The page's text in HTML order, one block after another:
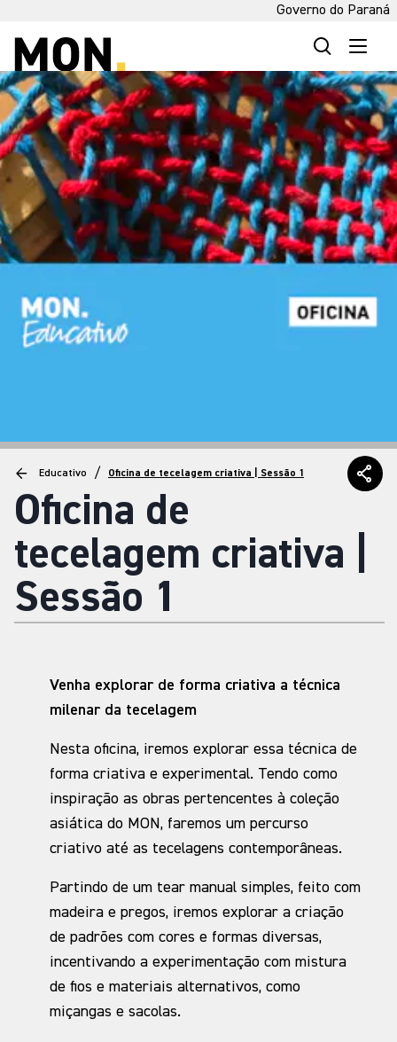
Governo do Paraná
Educativo / Oficina de tecelagem criativa | Sessão 1
Oficina de
tecelagem criativa |
Sessão 1
Venha explorar de forma criativa a técnica
milenar da tecelagem
Nesta oficina, iremos explorar essa técnica de
forma criativa e experimental. Tendo como
inspiração as obras pertencentes à coleção
asiática do MON, faremos um percurso
criativo até as tecelagens contemporâneas.
Partindo de um tear manual simples, feito com
madeira e pregos, iremos explorar a criação
de padrões com cores e formas diversas,
incentivando a experimentação com mistura
de fios e materiais alternativos, como
miçangas e sacolas.